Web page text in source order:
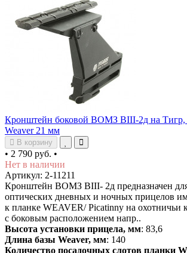
Кронштейн боковой ВОМЗ ВIII-2д на Тигр,
Weaver 21 мм
В корзину
• 2 790 руб. •
Нет в наличии
Артикул: 2-11211
Кронштейн ВОМЗ ВIII- 2д предназначен
оптических дневных и ночных прицелов
к планке WEAVER/ Picatinny на охотничьи
с боковым расположением напр..
Высота установки прицела, мм: 83,6
Длина базы Weaver, мм: 140
Количество посадочных слотов планки